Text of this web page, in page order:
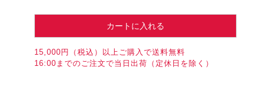
カートに入れる
15,000円（税込）以上ご購入で送料無料
16:00までのご注文で当日出荷（定休日を除く）